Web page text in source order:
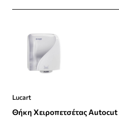
Lucart
Θήκη Χειροπετσέτας